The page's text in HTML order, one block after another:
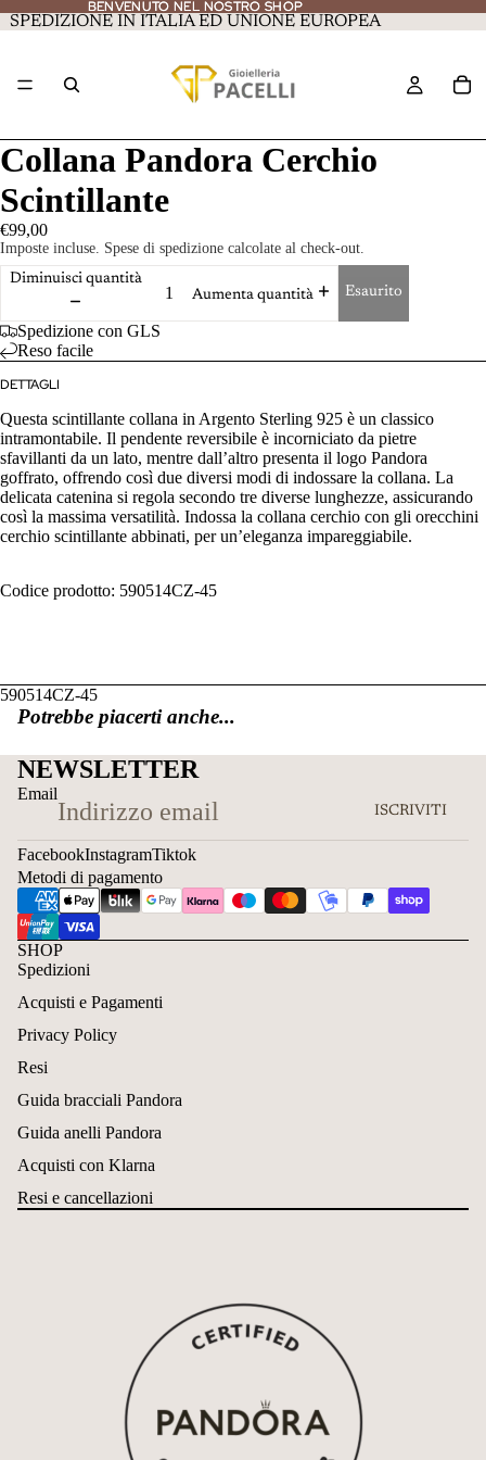
BENVENUTO NEL NOSTRO SHOP
BENVENUTO NEL NOSTRO SHOP
SPEDIZIONE IN ITALIA ED UNIONE EUROPEA
Collana Pandora Cerchio
Scintillante
€99,00
Imposte incluse. Spese di spedizione calcolate al check-out.
Diminuisci quantità
Aumenta quantità
Esaurito
Spedizione con GLS
Reso facile
DETTAGLI
Questa scintillante collana in Argento Sterling 925 è un classico
intramontabile. Il pendente reversibile è incorniciato da pietre
sfavillanti da un lato, mentre dall’altro presenta il logo Pandora
goffrato, offrendo così due diversi modi di indossare la collana. La
delicata catenina si regola secondo tre diverse lunghezze, assicurando
così la massima versatilità. Indossa la collana cerchio con gli orecchini
cerchio scintillante abbinati, per un’eleganza impareggiabile.
Codice prodotto: 590514CZ-45
590514CZ-45
Potrebbe piacerti anche...
NEWSLETTER
Email
ISCRIVITI
FacebookInstagramTiktok
Metodi di pagamento
SHOP
Spedizioni
Acquisti e Pagamenti
Privacy Policy
Resi
Guida bracciali Pandora
Guida anelli Pandora
Acquisti con Klarna
Resi e cancellazioni